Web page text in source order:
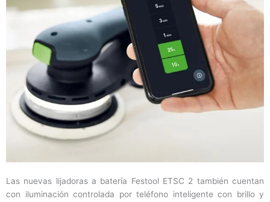
Las nuevas lijadoras a batería Festool ETSC 2 también cuentan
con iluminación controlada por teléfono inteligente con brillo y